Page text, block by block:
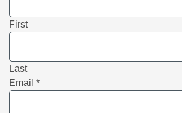
First
Last
Email *